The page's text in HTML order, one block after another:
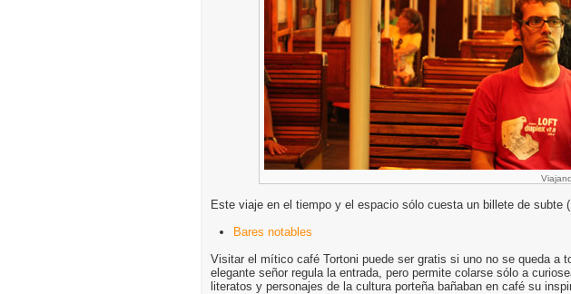
Este viaje en el tiempo y el espacio sólo cuesta un billete de subte
Bares notables
Visitar el mítico café Tortoni puede ser gratis si uno no se queda a
elegante señor regula la entrada, pero permite colarse sólo a
literatos y personajes de la cultura porteña bañaban en café su